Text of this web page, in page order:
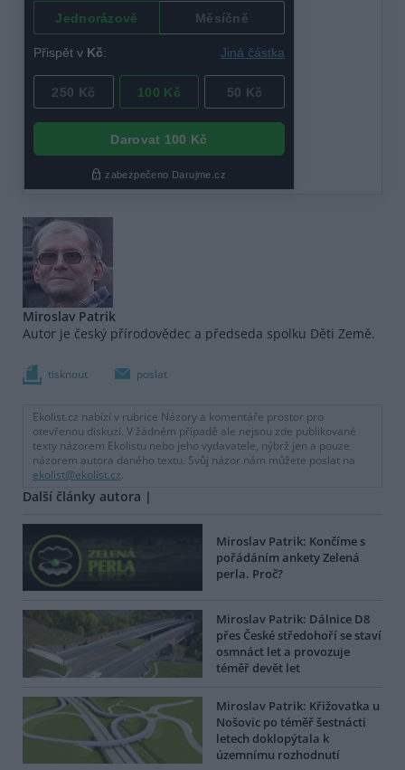
Miroslav Patrik
Autor je český přírodovědec a předseda spolku Děti Země.
tisknout poslat
Ekolist.cz nabízí v rubrice Názory a komentáře prostor pro
otevřenou diskuzi. V žádném případě ale nejsou zde publikované
texty názorem Ekolistu nebo jeho vydavatele, nýbrž jen a pouze
názorem autora daného textu. Svůj názor nám můžete poslat na
ekolist@ekolist.cz.
Další články autora |
Miroslav Patrik: Končíme s
pořádáním ankety Zelená
perla. Proč?
Miroslav Patrik: Dálnice D8
přes České středohoří se staví
osmnáct let a provozuje
téměř devět let
Miroslav Patrik: Křižovatka u
Nošovic po téměř šestnácti
letech doklopýtala k
územnímu rozhodnutí